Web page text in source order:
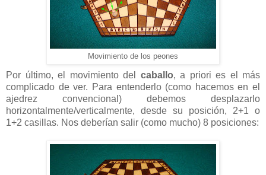
Movimiento de los peones
Por último, el movimiento del caballo, a priori es el más
complicado de ver. Para entenderlo (como hacemos en el
ajedrez convencional) debemos desplazarlo
horizontalmente/verticalmente, desde su posición, 2+1 o
1+2 casillas. Nos deberían salir (como mucho) 8 posiciones: